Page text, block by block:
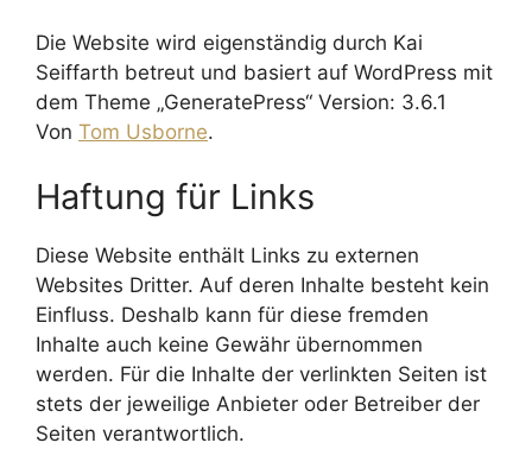
Die Website wird eigenständig durch Kai
Seiffarth betreut und basiert auf WordPress mit
dem Theme „GeneratePress“ Version: 3.6.1
Von Tom Usborne.
Haftung für Links
Diese Website enthält Links zu externen
Websites Dritter. Auf deren Inhalte besteht kein
Einfluss. Deshalb kann für diese fremden
Inhalte auch keine Gewähr übernommen
werden. Für die Inhalte der verlinkten Seiten ist
stets der jeweilige Anbieter oder Betreiber der
Seiten verantwortlich.